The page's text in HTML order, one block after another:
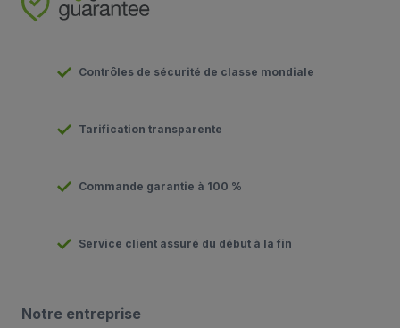
Contrôles de sécurité de classe mondiale
Tarification transparente
Commande garantie à 100 %
Service client assuré du début à la fin
Notre entreprise